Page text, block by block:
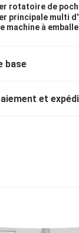
rotatoire de
principale multi
machine à
base
et